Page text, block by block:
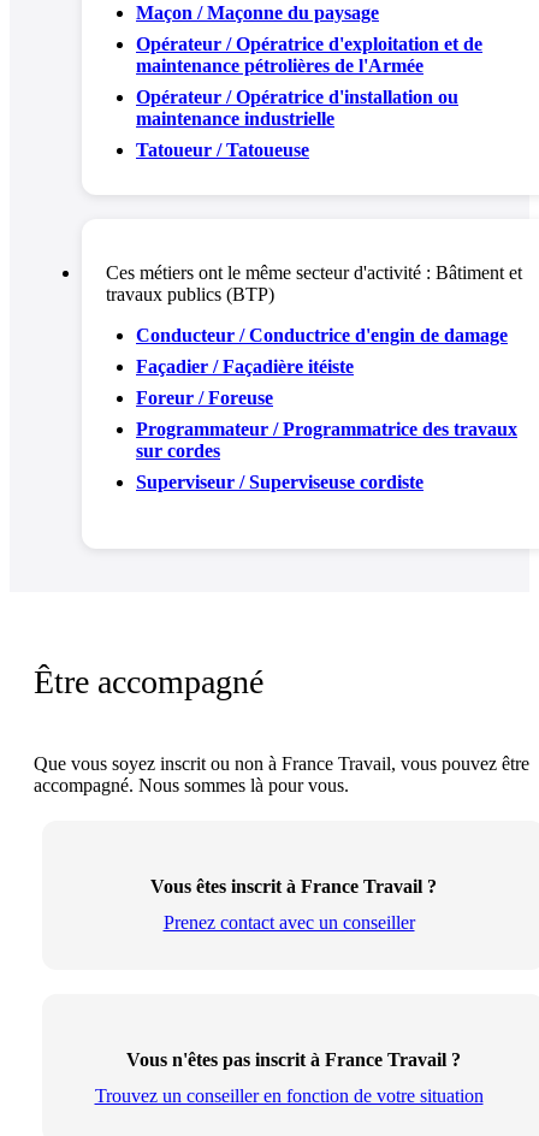
Maçon / Maçonne du paysage
Opérateur / Opératrice d'exploitation et de
maintenance pétrolières de l'Armée
Opérateur / Opératrice d'installation ou
maintenance industrielle
Tatoueur / Tatoueuse
Ces métiers ont le même secteur d'activité : Bâtiment et
travaux publics (BTP)
Conducteur / Conductrice d'engin de damage
Façadier / Façadière itéiste
Foreur / Foreuse
Programmateur / Programmatrice des travaux
sur cordes
Superviseur / Superviseuse cordiste
Être accompagné
Que vous soyez inscrit ou non à France Travail, vous pouvez être
accompagné. Nous sommes là pour vous.
Vous êtes inscrit à France Travail ?
Prenez contact avec un conseiller
Vous n'êtes pas inscrit à France Travail ?
Trouvez un conseiller en fonction de votre situation